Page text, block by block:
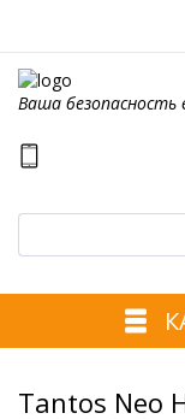
Ваша безопасность
Tantos Neo